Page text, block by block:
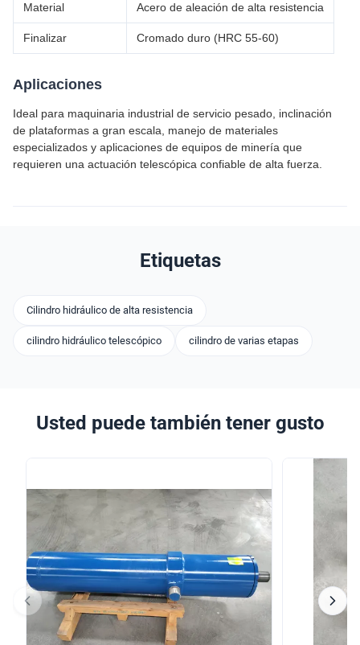
Material Acero de aleación de alta resistencia
Finalizar Cromado duro (HRC 55-60)
Aplicaciones
Ideal para maquinaria industrial de servicio pesado, inclinación
de plataformas a gran escala, manejo de materiales
especializados y aplicaciones de equipos de minería que
requieren una actuación telescópica confiable de alta fuerza.
Etiquetas
Cilindro hidráulico de alta resistencia
cilindro hidráulico telescópico cilindro de varias etapas
Usted puede también tener gusto